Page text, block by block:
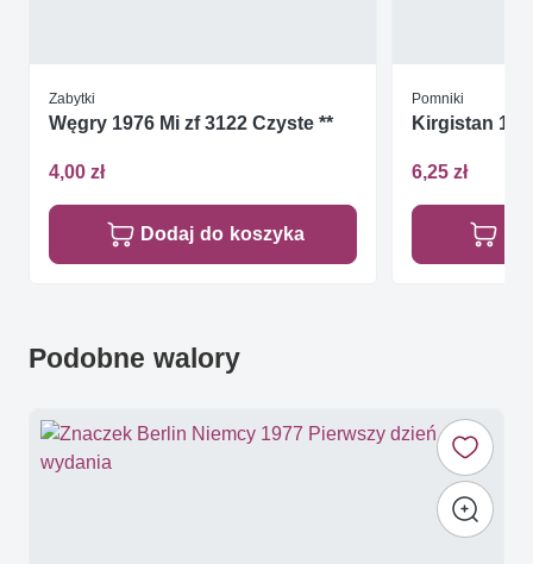
Zabytki
Węgry 1976 Mi zf 3122 Czyste **
4,00 zł
Dodaj do koszyka
Pomniki
Kirgistan
6,25 zł
Podobne walory